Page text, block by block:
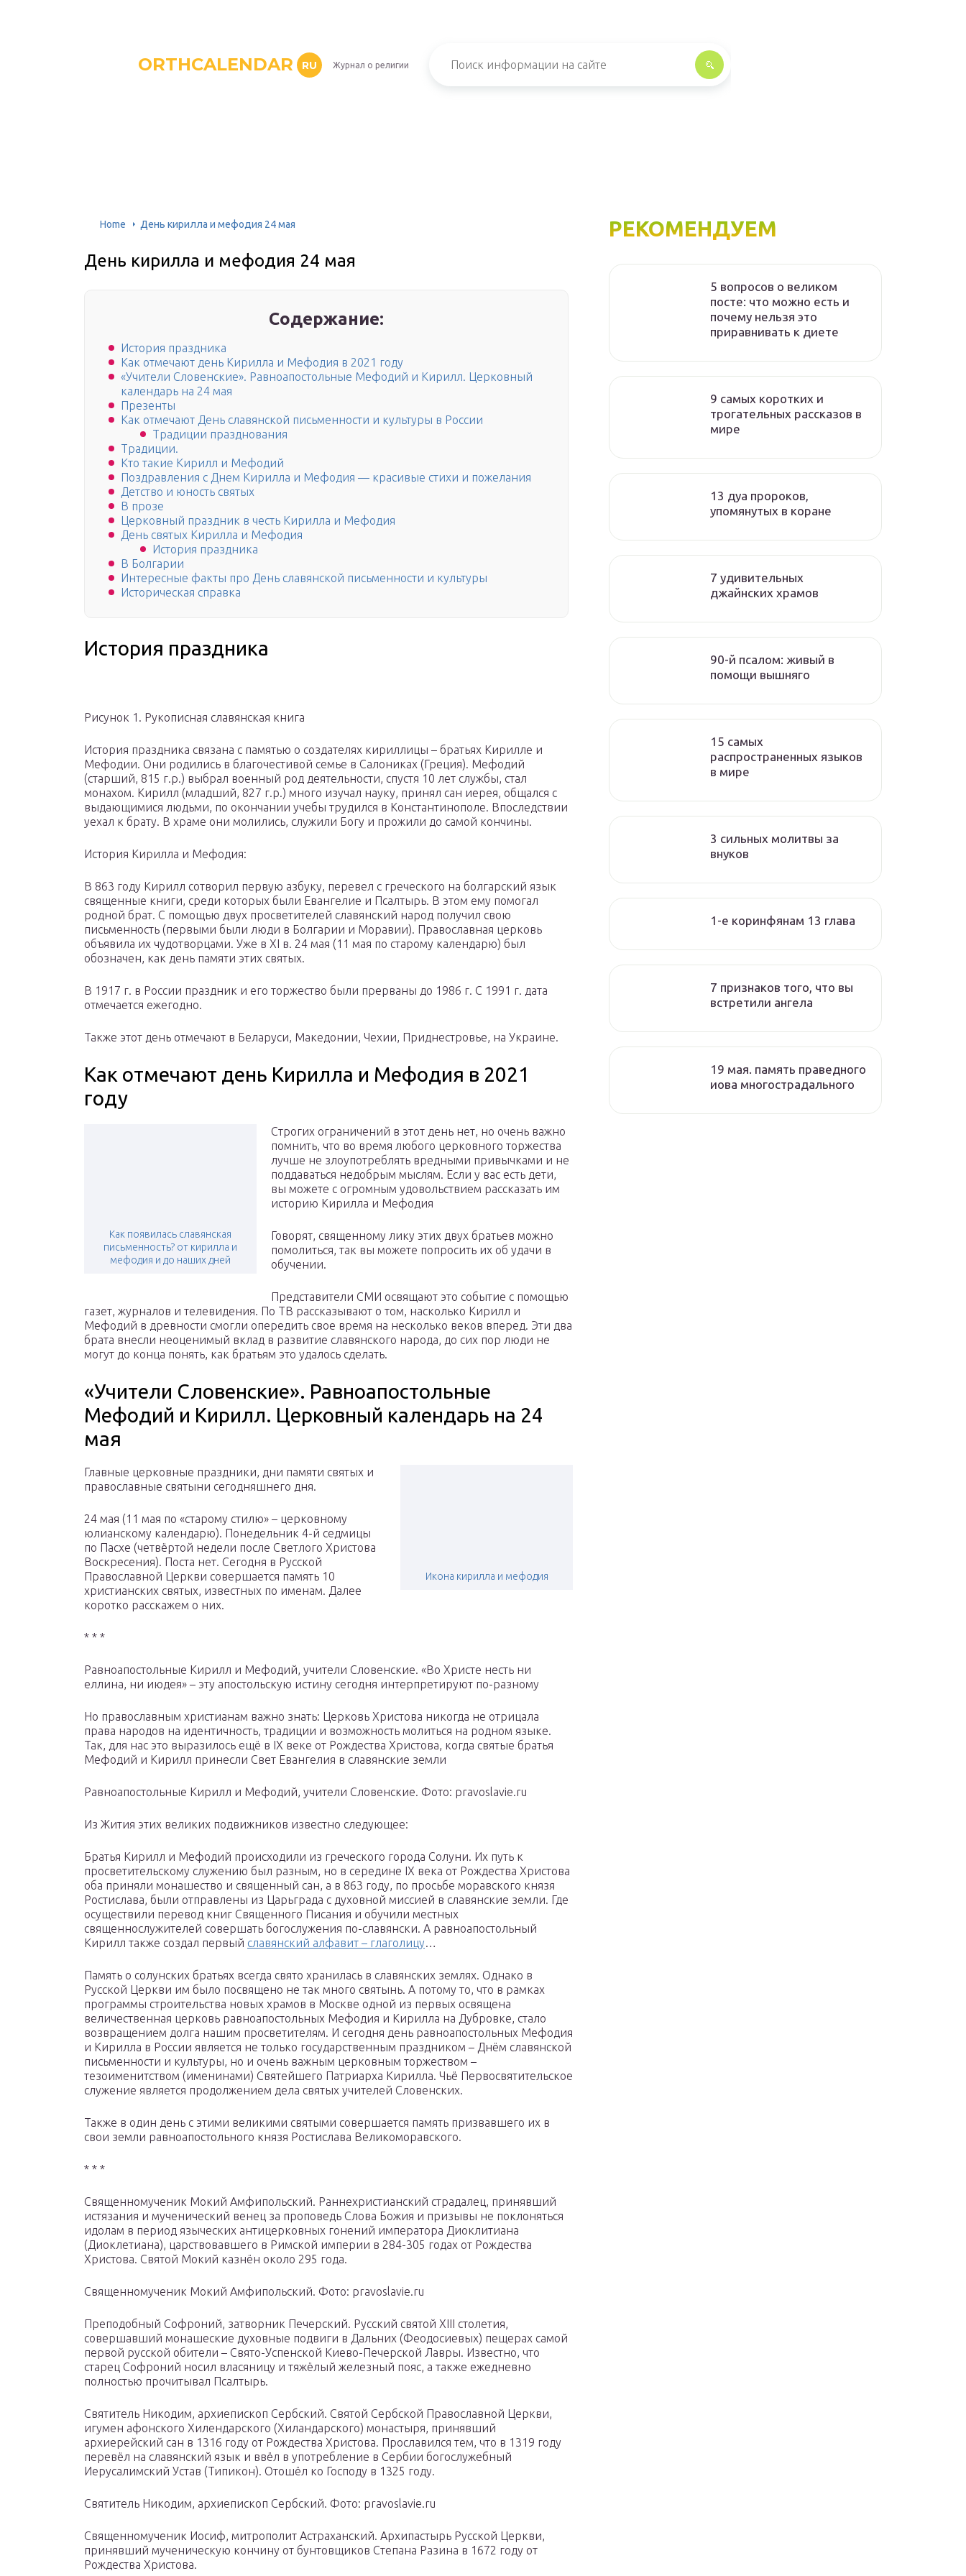
ORTHCALENDAR RU Журнал о религии
Home День кирилла и мефодия 24 мая
День кирилла и мефодия 24 мая
Содержание:
История праздника
Как отмечают день Кирилла и Мефодия в 2021 году
«Учители Словенские». Равноапостольные Мефодий и Кирилл. Церковный
календарь на 24 мая
Презенты
Как отмечают День славянской письменности и культуры в России
Традиции празднования
Традиции.
Кто такие Кирилл и Мефодий
Поздравления с Днем Кирилла и Мефодия — красивые стихи и пожелания
Детство и юность святых
В прозе
Церковный праздник в честь Кирилла и Мефодия
День святых Кирилла и Мефодия
История праздника
В Болгарии
Интересные факты про День славянской письменности и культуры
Историческая справка
История праздника
Рисунок 1. Рукописная славянская книга
История праздника связана с памятью о создателях кириллицы – братьях Кирилле и
Мефодии. Они родились в благочестивой семье в Салониках (Греция). Мефодий
(старший, 815 г.р.) выбрал военный род деятельности, спустя 10 лет службы, стал
монахом. Кирилл (младший, 827 г.р.) много изучал науку, принял сан иерея, общался с
выдающимися людьми, по окончании учебы трудился в Константинополе. Впоследствии
уехал к брату. В храме они молились, служили Богу и прожили до самой кончины.
История Кирилла и Мефодия:
В 863 году Кирилл сотворил первую азбуку, перевел с греческого на болгарский язык
священные книги, среди которых были Евангелие и Псалтырь. В этом ему помогал
родной брат. С помощью двух просветителей славянский народ получил свою
письменность (первыми были люди в Болгарии и Моравии). Православная церковь
объявила их чудотворцами. Уже в XI в. 24 мая (11 мая по старому календарю) был
обозначен, как день памяти этих святых.
В 1917 г. в России праздник и его торжество были прерваны до 1986 г. С 1991 г. дата
отмечается ежегодно.
Также этот день отмечают в Беларуси, Македонии, Чехии, Приднестровье, на Украине.
Как отмечают день Кирилла и Мефодия в 2021
году
Как появилась славянская
письменность? от кирилла и
мефодия и до наших дней
Строгих ограничений в этот день нет, но очень важно
помнить, что во время любого церковного торжества
лучше не злоупотреблять вредными привычками и не
поддаваться недобрым мыслям. Если у вас есть дети,
вы можете с огромным удовольствием рассказать им
историю Кирилла и Мефодия
Говорят, священному лику этих двух братьев можно
помолиться, так вы можете попросить их об удачи в
обучении.
Представители СМИ освящают это событие с помощью
газет, журналов и телевидения. По ТВ рассказывают о том, насколько Кирилл и
Мефодий в древности смогли опередить свое время на несколько веков вперед. Эти два
брата внесли неоценимый вклад в развитие славянского народа, до сих пор люди не
могут до конца понять, как братьям это удалось сделать.
«Учители Словенские». Равноапостольные
Мефодий и Кирилл. Церковный календарь на 24
мая
Икона кирилла и мефодия
Главные церковные праздники, дни памяти святых и
православные святыни сегодняшнего дня.
24 мая (11 мая по «старому стилю» – церковному
юлианскому календарю). Понедельник 4-й седмицы
по Пасхе (четвёртой недели после Светлого Христова
Воскресения). Поста нет. Сегодня в Русской
Православной Церкви совершается память 10
христианских святых, известных по именам. Далее
коротко расскажем о них.
* * *
Равноапостольные Кирилл и Мефодий, учители Словенские. «Во Христе несть ни
еллина, ни июдея» – эту апостольскую истину сегодня интерпретируют по-разному
Но православным христианам важно знать: Церковь Христова никогда не отрицала
права народов на идентичность, традиции и возможность молиться на родном языке.
Так, для нас это выразилось ещё в IX веке от Рождества Христова, когда святые братья
Мефодий и Кирилл принесли Свет Евангелия в славянские земли
Равноапостольные Кирилл и Мефодий, учители Словенские. Фото: pravoslavie.ru
Из Жития этих великих подвижников известно следующее:
Братья Кирилл и Мефодий происходили из греческого города Солуни. Их путь к
просветительскому служению был разным, но в середине IX века от Рождества Христова
оба приняли монашество и священный сан, а в 863 году, по просьбе моравского князя
Ростислава, были отправлены из Царьграда с духовной миссией в славянские земли. Где
осуществили перевод книг Священного Писания и обучили местных
священнослужителей совершать богослужения по-славянски. А равноапостольный
Кирилл также создал первый славянский алфавит – глаголицу…
Память о солунских братьях всегда свято хранилась в славянских землях. Однако в
Русской Церкви им было посвящено не так много святынь. А потому то, что в рамках
программы строительства новых храмов в Москве одной из первых освящена
величественная церковь равноапостольных Мефодия и Кирилла на Дубровке, стало
возвращением долга нашим просветителям. И сегодня день равноапостольных Мефодия
и Кирилла в России является не только государственным праздником – Днём славянской
письменности и культуры, но и очень важным церковным торжеством –
тезоименитством (именинами) Святейшего Патриарха Кирилла. Чьё Первосвятительское
служение является продолжением дела святых учителей Словенских.
Также в один день с этими великими святыми совершается память призвавшего их в
свои земли равноапостольного князя Ростислава Великоморавского.
* * *
Священномученик Мокий Амфипольский. Раннехристианский страдалец, принявший
истязания и мученический венец за проповедь Слова Божия и призывы не поклоняться
идолам в период языческих антицерковных гонений императора Диоклитиана
(Диоклетиана), царствовавшего в Римской империи в 284-305 годах от Рождества
Христова. Святой Мокий казнён около 295 года.
Священномученик Мокий Амфипольский. Фото: pravoslavie.ru
Преподобный Софроний, затворник Печерский. Русский святой XIII столетия,
совершавший монашеские духовные подвиги в Дальних (Феодосиевых) пещерах самой
первой русской обители – Свято-Успенской Киево-Печерской Лавры. Известно, что
старец Софроний носил власяницу и тяжёлый железный пояс, а также ежедневно
полностью прочитывал Псалтырь.
Святитель Никодим, архиепископ Сербский. Святой Сербской Православной Церкви,
игумен афонского Хилендарского (Хиландарского) монастыря, принявший
архиерейский сан в 1316 году от Рождества Христова. Прославился тем, что в 1319 году
перевёл на славянский язык и ввёл в употребление в Сербии богослужебный
Иерусалимский Устав (Типикон). Отошёл ко Господу в 1325 году.
Святитель Никодим, архиепископ Сербский. Фото: pravoslavie.ru
Священномученик Иосиф, митрополит Астраханский. Архипастырь Русской Церкви,
принявший мученическую кончину от бунтовщиков Степана Разина в 1672 году от
Рождества Христова.
РЕКОМЕНДУЕМ
5 вопросов о великом
посте: что можно есть и
почему нельзя это
приравнивать к диете
9 cамых коротких и
трогательных рассказов в
мире
13 дуа пророков,
упомянутых в коране
7 удивительных
джайнских храмов
90-й псалом: живый в
помощи вышняго
15 самых
распространенных языков
в мире
3 сильных молитвы за
внуков
1-е коринфянам 13 глава
7 признаков того, что вы
встретили ангела
19 мая. память праведного
иова многострадального